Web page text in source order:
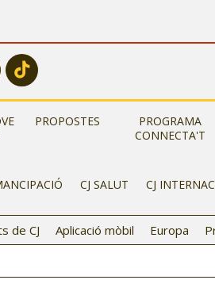
PROPOSTES
PROGRAMA
CONNECTA'T
CJ SALUT CJ
de CJ Aplicació mòbil Europa